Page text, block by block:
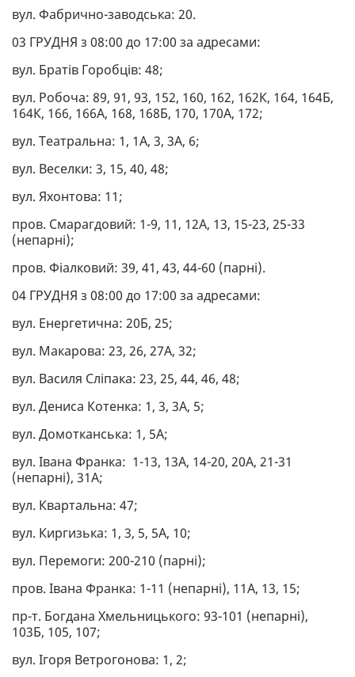
вул. Фабрично-заводська: 20.
03 ГРУДНЯ з 08:00 до 17:00 за адресами:
вул. Братів Горобців: 48;
вул. Робоча: 89, 91, 93, 152, 160, 162, 162К, 164, 164Б,
164К, 166, 166А, 168, 168Б, 170, 170А, 172;
вул. Театральна: 1, 1А, 3, 3А, 6;
вул. Веселки: 3, 15, 40, 48;
вул. Яхонтова: 11;
пров. Смарагдовий: 1-9, 11, 12А, 13, 15-23, 25-33
(непарні);
пров. Фіалковий: 39, 41, 43, 44-60 (парні).
04 ГРУДНЯ з 08:00 до 17:00 за адресами:
вул. Енергетична: 20Б, 25;
вул. Макарова: 23, 26, 27А, 32;
вул. Василя Сліпака: 23, 25, 44, 46, 48;
вул. Дениса Котенка: 1, 3, 3А, 5;
вул. Домотканська: 1, 5А;
вул. Івана Франка: 1-13, 13А, 14-20, 20А, 21-31
(непарні), 31А;
вул. Квартальна: 47;
вул. Киргизька: 1, 3, 5, 5А, 10;
вул. Перемоги: 200-210 (парні);
пров. Івана Франка: 1-11 (непарні), 11А, 13, 15;
пр-т. Богдана Хмельницького: 93-101 (непарні),
103Б, 105, 107;
вул. Ігоря Ветрогонова: 1, 2;